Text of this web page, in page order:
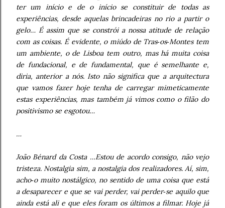
ter um início e de o início se constituir de todas as
experiências, desde aquelas brincadeiras no rio a partir o
gelo… É assim que se constrói a nossa atitude de relação
com as coisas. É evidente, o miúdo de Tras‑os‑Montes tem
um ambiente, o de Lisboa tem outro, mas há muita coisa
de fundacional, e de fundamental, que é semelhante e,
diria, anterior a nós. Isto não significa que a arquitectura
que vamos fazer hoje tenha de carregar mimeticamente
estas experiências, mas também já vimos como o filão do
positivismo se esgotou…
…
João Bénard da Costa …Estou de acordo consigo, não vejo
tristeza. Nostalgia sim, a nostalgia dos realizadores. Aí, sim,
acho‑o muito nostálgico, no sentido de uma coisa que está
a desaparecer e que se vai perder, vai perder‑se aquilo que
ainda está ali e que eles foram os últimos a filmar. Hoje já